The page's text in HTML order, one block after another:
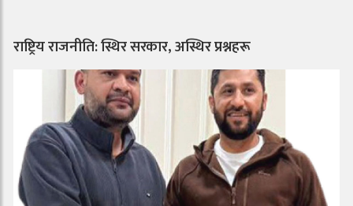
राष्ट्रिय राजनीति: स्थिर सरकार, अस्थिर प्रश्नहरू